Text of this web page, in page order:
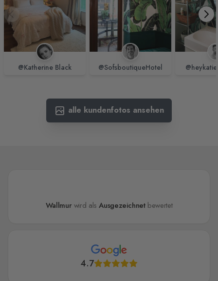
@Katherine Black @SofsboutiqueHotel
alle kundenfotos ansehen
Wallmur wird alsAusgezeichnetbewertet
4.7